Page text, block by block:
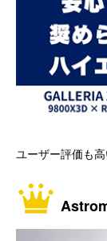
ユーザー評価も